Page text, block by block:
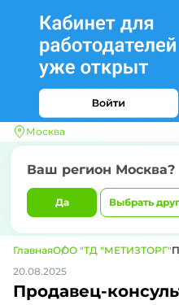
Москва
Ваш регион Москва?
Да Выбрать
ГлавнаяООО "ТД "МЕТИЗТОРГ"
20.08.2025
Продавец-